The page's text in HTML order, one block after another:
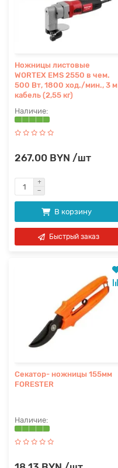
Ножницы листовые
WORTEX EMS 2550 в чем.
500 Вт, 1800 ход./мин., 3 м
кабель (2,55 кг)
267.00 BYN /шт
В корзину
Быстрый заказ
Секатор- ножницы 155мм
FORESTER